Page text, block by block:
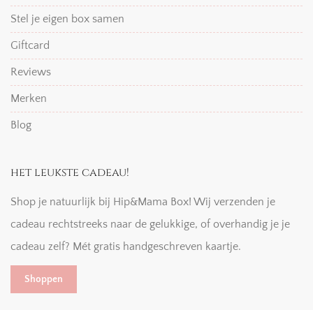
Stel je eigen box samen
Giftcard
Reviews
Merken
Blog
het leukste cadeau!
Shop je natuurlijk bij Hip&Mama Box! Wij verzenden je
cadeau rechtstreeks naar de gelukkige, of overhandig je je
cadeau zelf? Mét gratis handgeschreven kaartje.
Shoppen